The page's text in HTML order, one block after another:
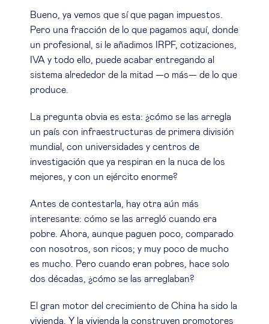
Bueno, ya vemos que sí que pagan impuestos.
Pero una fracción de lo que pagamos aquí, donde
un profesional, si le añadimos IRPF, cotizaciones,
IVA y todo ello, puede acabar entregando al
sistema alrededor de la mitad —o más— de lo que
produce.
La pregunta obvia es esta: ¿cómo se las arregla
un país con infraestructuras de primera división
mundial, con universidades y centros de
investigación que ya respiran en la nuca de los
mejores, y con un ejército enorme?
Antes de contestarla, hay otra aún más
interesante: cómo se las arregló cuando era
pobre. Ahora, aunque paguen poco, comparado
con nosotros, son ricos; y muy poco de mucho
es mucho. Pero cuando eran pobres, hace solo
dos décadas, ¿cómo se las arreglaban?
El gran motor del crecimiento de China ha sido la
vivienda. Y la vivienda la construyen promotores